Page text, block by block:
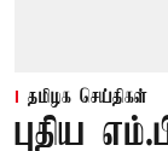
தமிழக செய்திகள்
புதிய